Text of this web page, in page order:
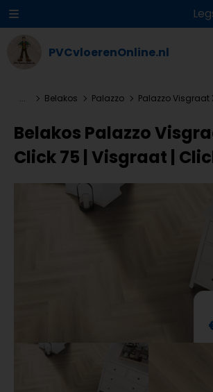
PVCvloerenOnline.nl
... Belakos Palazzo Palazzo Visgraat
Belakos Palazzo
Click 75 | Visgraat |